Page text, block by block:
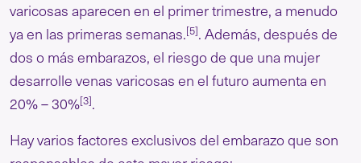
varicosas aparecen en el primer trimestre, a menudo
ya en las primeras semanas.[5]. Además, después de
dos o más embarazos, el riesgo de que una mujer
desarrolle venas varicosas en el futuro aumenta en
20% – 30%[3].
Hay varios factores exclusivos del embarazo que son